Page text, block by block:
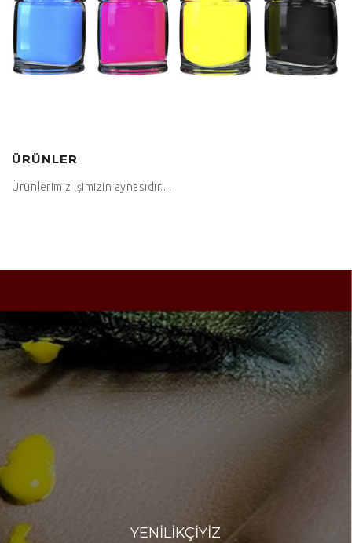
ÜRÜNLER
Ürünlerimiz işimizin aynasıdır....
YENİLİKÇİYİZ